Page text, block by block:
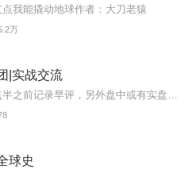
我能撬动地球作者：大刀老猿
万
|实战交流
球史